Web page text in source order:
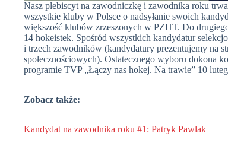
Nasz plebiscyt na zawodniczkę i zawodnika roku
wszystkie kluby w Polsce o nadsyłanie swoich
większość klubów zrzeszonych w PZHT. Do
14 hokeistek. Spośród wszystkich kandydatur
i trzech zawodników (kandydatury prezentujemy na
społecznościowych). Ostatecznego wyboru dokona
programie TVP „Łączy nas hokej. Na trawie” 10
Zobacz także:
Kandydat na zawodnika roku #1: Patryk Pawlak